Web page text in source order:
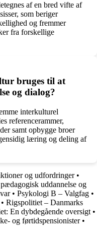
af en bred vifte af
som beriger
og fremmer
fra forskellige
bruges til at
og dialog?
interkulturel
referencerammer,
samt opbygge broer
læring og deling af
og udfordringer•
uddannelse og
• Psykologi B – Valgfag •
• Rigspolitiet – Danmarks
En dybdegående oversigt •
og førtidspensionister•